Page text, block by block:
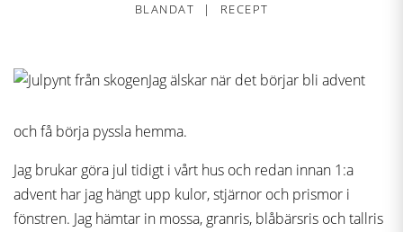
BLANDAT RECEPT
Jag älskar när det börjar bli advent
och få börja pyssla hemma.
Jag brukar göra jul tidigt i vårt hus och redan innan 1:a
advent har jag hängt upp kulor, stjärnor och prismor i
fönstren. Jag hämtar in mossa, granris, blåbärsris och tallris